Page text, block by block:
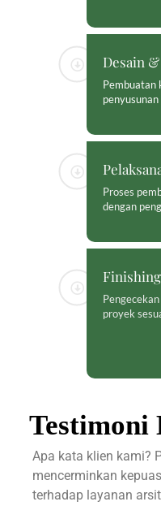
Desain
Pembuatan
Proses
dengan
proyek
Testimoni
Apa kata klien kami?
mencerminkan
terhadap layanan